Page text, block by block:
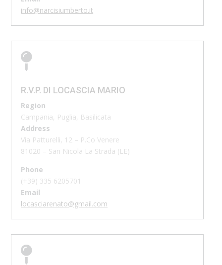
info@narcisiumberto.it

R.V.P. DI LOCASCIA MARIO
Region
Campania, Puglia, Basilicata
Address
Via Patturelli, 12 – P.Co Venere
81020 – San Nicola La Strada (LE)
Phone
(+39) 335 6205701
Email
locasciarenato@gmail.com
